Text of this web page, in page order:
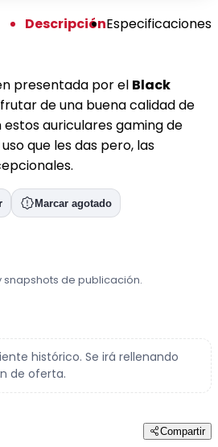
DescripciónEspecificaciones
presentada por el Black
de una buena calidad de
auriculares gaming de
que les das pero, las
Marcar agotado
snapshots de publicación.
histórico. Se irá rellenando
de oferta.
Compartir